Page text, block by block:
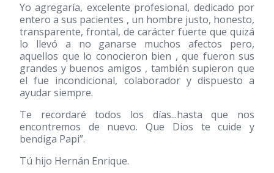
Yo agregaría, excelente profesional, dedicado por
entero a sus pacientes , un hombre justo, honesto,
transparente, frontal, de carácter fuerte que quizá
lo llevó a no ganarse muchos afectos pero,
aquellos que lo conocieron bien , que fueron sus
grandes y buenos amigos , también supieron que
el fue incondicional, colaborador y dispuesto a
ayudar siempre.
Te recordaré todos los días...hasta que nos
encontremos de nuevo. Que Dios te cuide y
bendiga Papi”.
Tú hijo Hernán Enrique.